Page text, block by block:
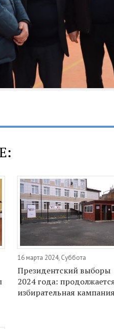
16 марта 2024, Суббота
Президентский выборы
2024 года:
избирательная кампания